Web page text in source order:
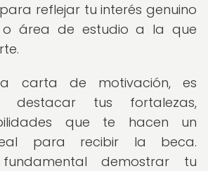
reflejar tu interés genuino
área de estudio a la que
carta de motivación, es
destacar tus fortalezas,
que te hacen un
para recibir la beca.
demostrar tu